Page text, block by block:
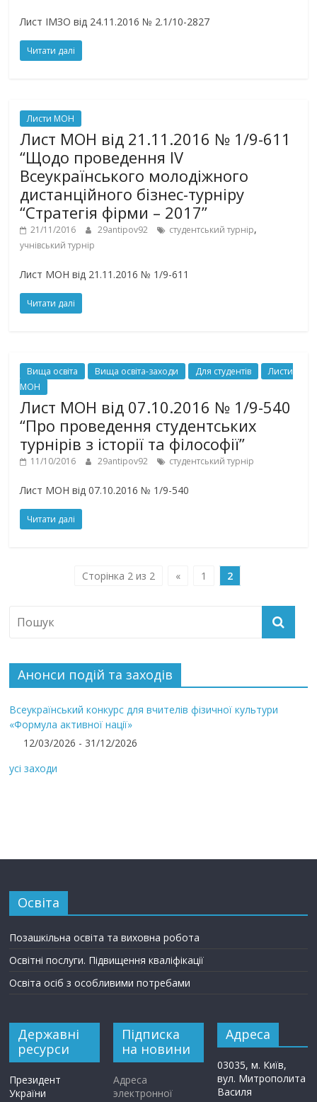
Лист ІМЗО від 24.11.2016 № 2.1/10-2827
Читати далі
Листи МОН
Лист МОН від 21.11.2016 № 1/9-611
“Щодо проведення IV
Всеукраїнського молодіжного
дистанційного бізнес-турніру
“Стратегія фірми – 2017”
21/11/2016 29antipov92 студентський турнір,
учнівський турнір
Лист МОН від 21.11.2016 № 1/9-611
Читати далі
Вища освіта Вища освіта-заходи Для студентів
Листи
МОН
Лист МОН від 07.10.2016 № 1/9-540
“Про проведення студентських
турнірів з історії та філософії”
11/10/2016 29antipov92 студентський турнір
Лист МОН від 07.10.2016 № 1/9-540
Читати далі
Сторінка 2 из 2 « 1 2
Анонси подій та заходів
Всеукраїнський конкурс для вчителів фізичної культури
«Формула активної нації»
12/03/2026 - 31/12/2026
усі заходи
Освіта
Позашкільна освіта та виховна робота
Освітні послуги. Підвищення кваліфікації
Освіта осіб з особливими потребами
Державні
ресурси
Президент
України
Підписка
на новини
Адреса
электронної
Адреса
03035, м. Київ,
вул. Митрополита
Василя